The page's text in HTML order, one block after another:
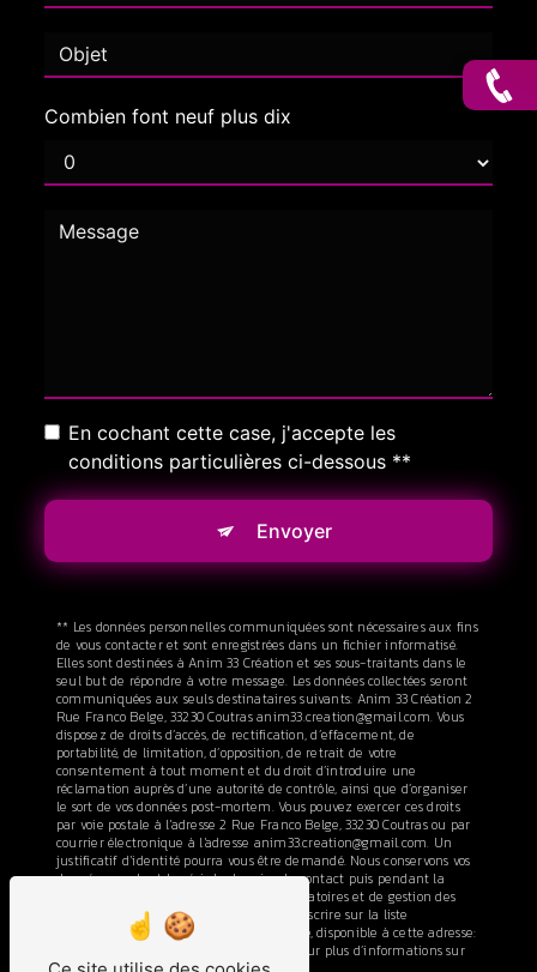
Combien font neuf plus dix
En cochant cette case, j'accepte les
conditions particulières ci-dessous **
Envoyer
** Les données personnelles communiquées sont nécessaires aux fins
de vous contacter et sont enregistrées dans un fichier informatisé.
Elles sont destinées à Anim 33 Création et ses sous-traitants dans le
seul but de répondre à votre message. Les données collectées seront
communiquées aux seuls destinataires suivants: Anim 33 Création 2
Rue Franco Belge, 33230 Coutras anim33.creation@gmail.com. Vous
disposez de droits d’accès, de rectification, d’effacement, de
portabilité, de limitation, d’opposition, de retrait de votre
consentement à tout moment et du droit d’introduire une
réclamation auprès d’une autorité de contrôle, ainsi que d’organiser
le sort de vos données post-mortem. Vous pouvez exercer ces droits
par voie postale à l'adresse 2 Rue Franco Belge, 33230 Coutras ou par
courrier électronique à l'adresse anim33.creation@gmail.com. Un
justificatif d'identité pourra vous être demandé. Nous conservons vos
données pendant la période de prise de contact puis pendant la
durée de prescription légale aux fins probatoires et de gestion des
contentieux. Vous avez le droit de vous inscrire sur la liste
d'opposition au démarchage téléphonique, disponible à cette adresse:
. Consultez le site cnil.fr pour plus d’informations sur